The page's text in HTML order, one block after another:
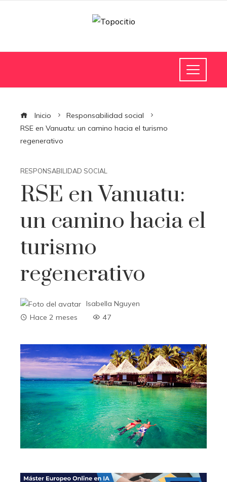
Inicio
Responsabilidad social
RSE en Vanuatu: un camino hacia el turismo
regenerativo
RESPONSABILIDAD SOCIAL
RSE en Vanuatu:
un camino hacia el
turismo
regenerativo
Isabella Nguyen
Hace 2 meses
47